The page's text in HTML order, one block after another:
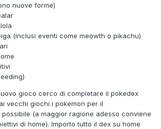
nuove forme)
(inclusi eventi come meowth o pikachu)
gioco cerco di completare il pokedex
vecchi giochi i pokemon per il
(a maggior ragione adesso conviene
di home). Importo tutto il dex su home